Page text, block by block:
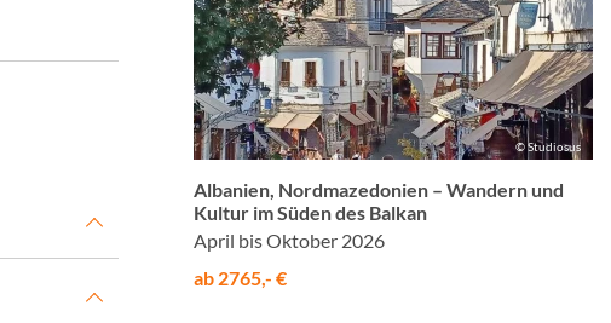
© Studiosus
Albanien, Nordmazedonien – Wandern und
Kultur im Süden des Balkan
April bis Oktober 2026
ab 2765,- €